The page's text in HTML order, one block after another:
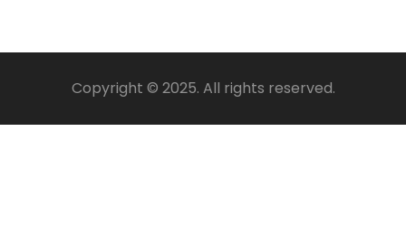
Copyright © 2025. All rights reserved.